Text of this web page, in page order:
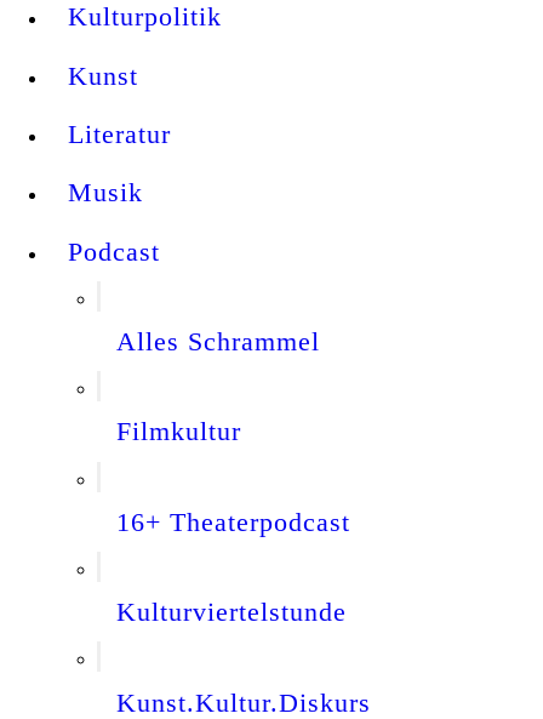
Kulturpolitik
Kunst
Literatur
Musik
Podcast
Alles Schrammel
Filmkultur
16+ Theaterpodcast
Kulturviertelstunde
Kunst.Kultur.Diskurs